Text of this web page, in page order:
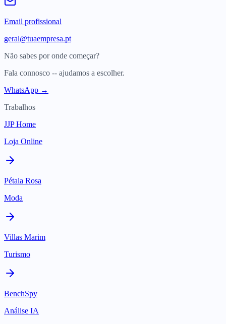
Email profissional
geral@tuaempresa.pt
Não sabes por onde começar?
Fala connosco -- ajudamos a escolher.
WhatsApp →
Trabalhos
JJP Home
Loja Online
Pétala Rosa
Moda
Villas Marim
Turismo
BenchSpy
Análise IA